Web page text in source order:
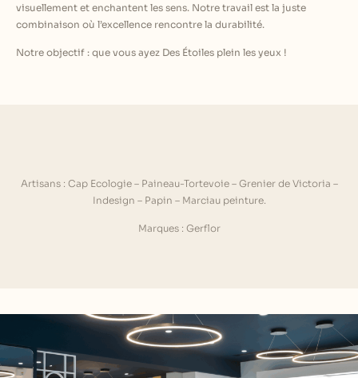
visuellement et enchantent les sens. Notre travail est la juste
combinaison où l’excellence rencontre la durabilité.
Notre objectif : que vous ayez Des Étoiles plein les yeux !
Artisans : Cap Ecologie – Paineau-Tortevoie– Grenier de Victoria –
Indesign – Papin – Marciau peinture.
Marques : Gerflor